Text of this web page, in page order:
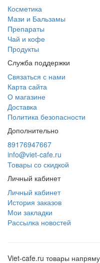
Косметика
Мази и Бальзамы
Препараты
Чай и кофе
Продукты
Служба поддержки
Связаться с нами
Карта сайта
О магазине
Доставка
Политика безопасности
Дополнительно
89176947667
info@viet-cafe.ru
Товары со скидкой
Личный кабинет
Личный кабинет
История заказов
Мои закладки
Рассылка новостей
Viet-cafe.ru товары